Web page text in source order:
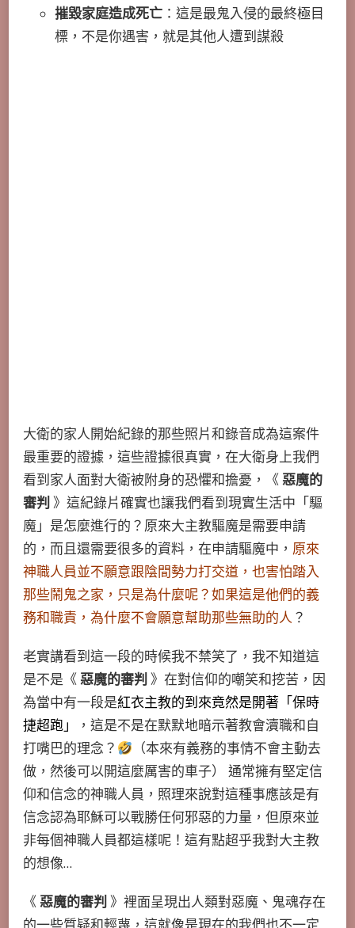
摧毀家庭造成死亡 ：這是最鬼入侵的最終極目
標，不是你遇害，就是其他人遭到謀殺
大衛的家人開始紀錄的那些照片和錄音成為這案件
最重要的證據，這些證據很真實，在大衛身上我們
看到家人面對大衛被附身的恐懼和擔憂，《惡魔的
審判》這紀錄片確實也讓我們看到現實生活中「驅
魔」是怎麼進行的？原來大主教驅魔是需要申請
的，而且還需要很多的資料，在申請驅魔中， 原來
神職人員並不願意跟陰間勢力打交道，也害怕踏入
那些鬧鬼之家，只是為什麼呢？如果這是他們的義
務和職責，為什麼不會願意幫助那些無助的人 ？
老實講看到這一段的時候我不禁笑了，我不知道這
是不是《惡魔的審判》在對信仰的嘲笑和挖苦，因
為當中有一段是紅衣主教的到來竟然是開著「保時
捷超跑」
，這是不是在默默地暗示著教會瀆職和自
打嘴巴的理念？
（本來有義務的事情不會主動去
做，然後可以開這麼厲害的車子） 通常擁有堅定信
仰和信念的神職人員，照理來說對這種事應該是有
信念認為耶穌可以戰勝任何邪惡的力量，但原來並
非每個神職人員都這樣呢！這有點超乎我對大主教
的想像…
《惡魔的審判》裡面呈現出人類對惡魔、鬼魂存在